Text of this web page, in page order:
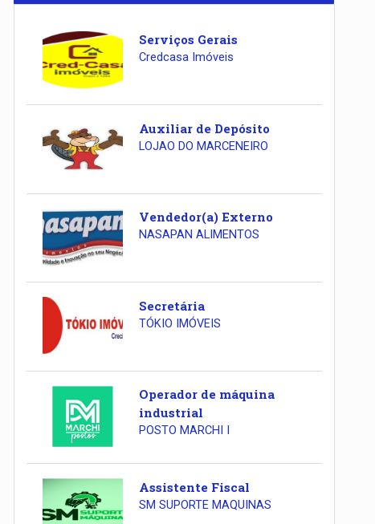
Serviços Gerais
Credcasa Imóveis
Auxiliar de Depósito
LOJAO DO MARCENEIRO
Vendedor(a) Externo
NASAPAN ALIMENTOS
Secretária
TÓKIO IMÓVEIS
Operador de máquina
industrial
POSTO MARCHI I
Assistente Fiscal
SM SUPORTE MAQUINAS